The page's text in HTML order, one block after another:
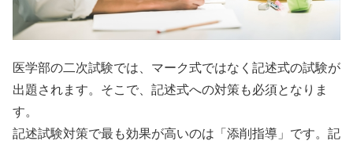
医学部の二次試験では、マーク式ではなく記述式の試験が
出題されます。そこで、記述式への対策も必須となりま
す。
記述試験対策で最も効果が高いのは「添削指導」です。記